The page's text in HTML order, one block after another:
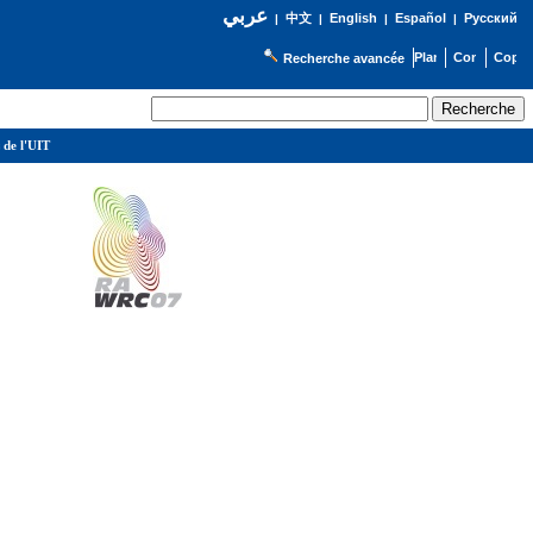
عربي| 中文| English | Español | Русский
Recherche avancée
de l'UIT